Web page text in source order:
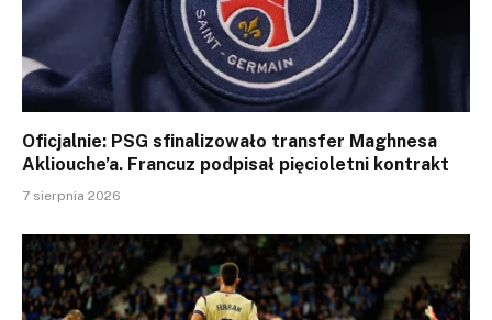
Oficjalnie: PSG sfinalizowało transfer Maghnesa
Akliouche’a. Francuz podpisał pięcioletni kontrakt
7 sierpnia 2026